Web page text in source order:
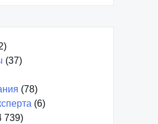
(37)
(78)
(6)
739)